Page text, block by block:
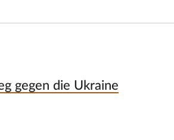
gegen die Ukraine